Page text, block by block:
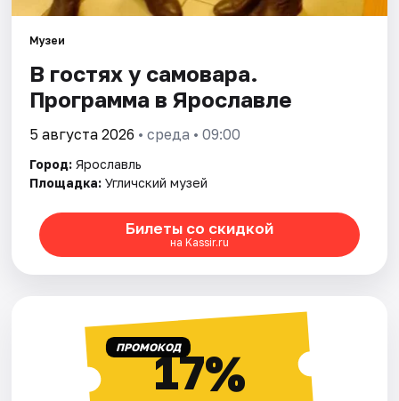
Музеи
В гостях у самовара.
Программа в Ярославле
5 августа 2026 • среда • 09:00
Город: Ярославль
Площадка: Угличский музей
Билеты со скидкой
на Kassir.ru
ПРОМОКОД17%